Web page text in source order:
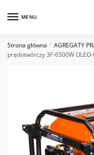
MENU
Strona główna / AGREGATY
prądotwórczy 3F-6500W
Nazwa
Wiadomość*